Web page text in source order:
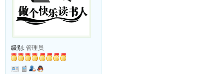
级别: 管理员